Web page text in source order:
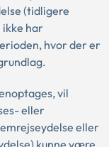
(tidligere
har
hvor der er
vil
eller
eller